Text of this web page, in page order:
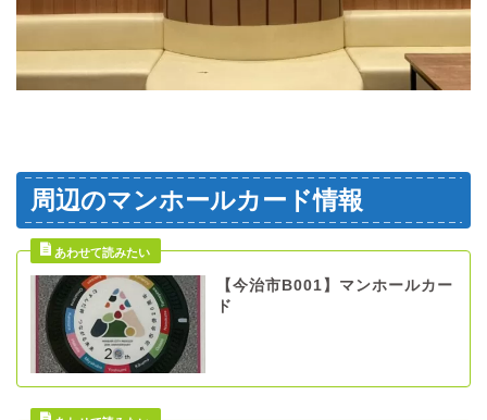
周辺のマンホールカード情報
【今治市B001】マンホールカー
ド